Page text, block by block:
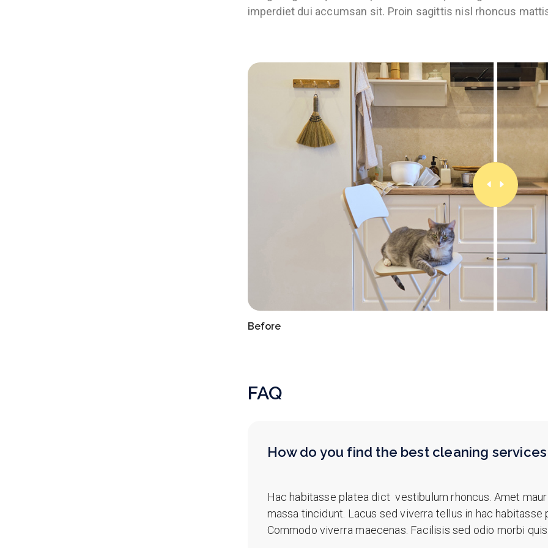
imperdiet dui accumsan sit. Proin sagittis nisl rhoncus
Before
FAQ
How do you find the best cleaning
Hac habitasse platea dict vestibulum rhoncus. Amet
massa tincidunt. Lacus sed viverra tellus in hac
Commodo viverra maecenas. Facilisis sed odio morbi